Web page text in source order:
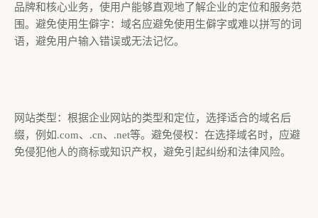
品牌和核心业务，使用户能够直观地了解企业的定位和服务范
围。避免使用生僻字：域名应避免使用生僻字或难以拼写的词
语，避免用户输入错误或无法记忆。
网站类型：根据企业网站的类型和定位，选择适合的域名后
缀，例如.com、.cn、.net等。避免侵权：在选择域名时，应避
免侵犯他人的商标或知识产权，避免引起纠纷和法律风险。